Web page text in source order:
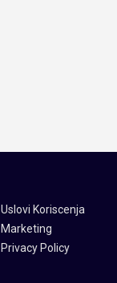
Uslovi Koriscenja
Marketing
Privacy Policy